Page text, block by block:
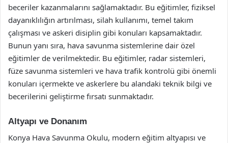
beceriler kazanmalarını sağlamaktadır. Bu eğitimler, fiziksel
dayanıklılığın artırılması, silah kullanımı, temel takım
çalışması ve askeri disiplin gibi konuları kapsamaktadır.
Bunun yanı sıra, hava savunma sistemlerine dair özel
eğitimler de verilmektedir. Bu eğitimler, radar sistemleri,
füze savunma sistemleri ve hava trafik kontrolü gibi önemli
konuları içermekte ve askerlere bu alandaki teknik bilgi ve
becerilerini geliştirme fırsatı sunmaktadır.
Altyapı ve Donanım
Konya Hava Savunma Okulu, modern eğitim altyapısı ve